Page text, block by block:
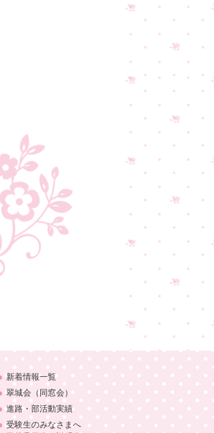
新着情報一覧
翠城会（同窓会）
進路・部活動実績
受験生のみなさまへ